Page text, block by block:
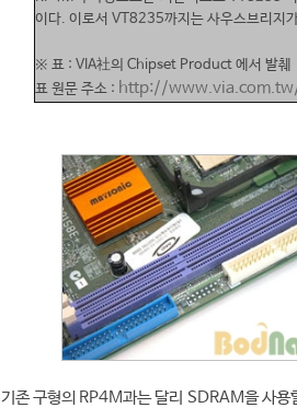
이다. 이로서 VT8235까지는 사우스브리지
※ 표 : VIA社의 Chipset Product 에서 발췌
표 원문 주소 : http://
기존 구형의 RP4M과는 달리 SDRAM을 사용